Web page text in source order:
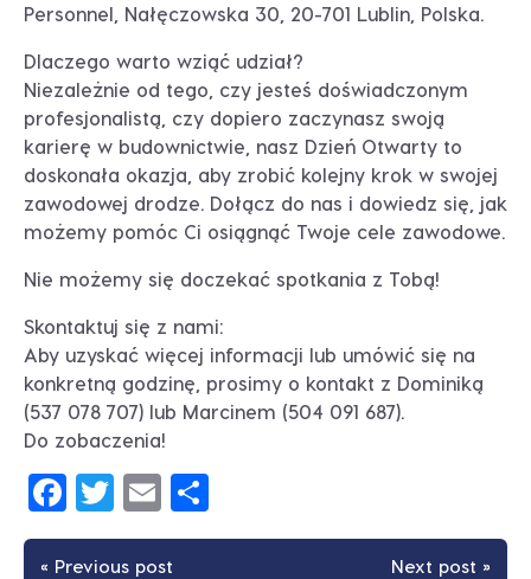
Personnel, Nałęczowska 30, 20-701 Lublin, Polska.
Dlaczego warto wziąć udział?
Niezależnie od tego, czy jesteś doświadczonym
profesjonalistą, czy dopiero zaczynasz swoją
karierę w budownictwie, nasz Dzień Otwarty to
doskonała okazja, aby zrobić kolejny krok w swojej
zawodowej drodze. Dołącz do nas i dowiedz się, jak
możemy pomóc Ci osiągnąć Twoje cele zawodowe.
Nie możemy się doczekać spotkania z Tobą!
Skontaktuj się z nami:
Aby uzyskać więcej informacji lub umówić się na
konkretną godzinę, prosimy o kontakt z Dominiką
(537 078 707) lub Marcinem (504 091 687).
Do zobaczenia!
Facebook
Twitter
Email
« Previous post Next post »